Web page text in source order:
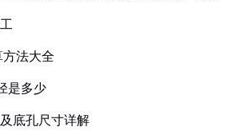
方法大全
是多少
底孔尺寸详解